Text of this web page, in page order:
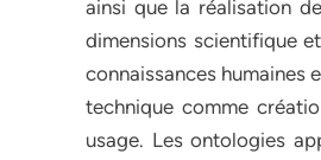
ainsi que la réalisation
dimensions scientifique
connaissances humaines
technique comme
usage. Les ontologies